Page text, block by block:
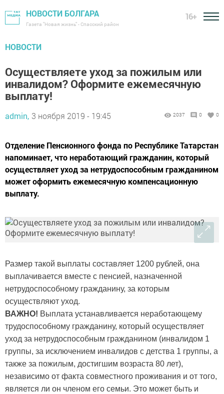
НОВОСТИ БОЛГАРА
Газета "Новая жизнь" - Спасский район
16+
НОВОСТИ
Осуществляете уход за пожилым или
инвалидом? Оформите ежемесячную
выплату!
admin, 3 ноября 2019 - 19:45 2037 0 0
Отделение Пенсионного фонда по Республике Татарстан
напоминает, что неработающий гражданин, который
осуществляет уход за нетрудоспособным гражданином
может оформить ежемесячную компенсационную
выплату.
Размер такой выплаты составляет 1200 рублей, она
выплачивается вместе с пенсией, назначенной
нетрудоспособному гражданину, за которым
осуществляют уход.
ВАЖНО! Выплата устанавливается неработающему
трудоспособному гражданину, который осуществляет
уход за нетрудоспособным гражданином (инвалидом 1
группы, за исключением инвалидов с детства 1 группы, а
также за пожилым, достигшим возраста 80 лет),
независимо от факта совместного проживания и от того,
является ли он членом его семьи. Это может быть и